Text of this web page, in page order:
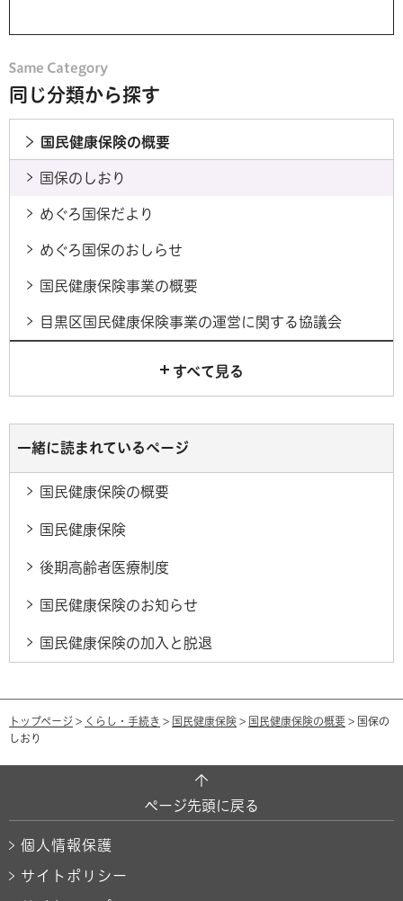
同じ分類から探す
国民健康保険の概要
国保のしおり
めぐろ国保だより
めぐろ国保のおしらせ
国民健康保険事業の概要
目黒区国民健康保険事業の運営に関する協議会
すべて見る
一緒に読まれているページ
国民健康保険の概要
国民健康保険
後期高齢者医療制度
国民健康保険のお知らせ
国民健康保険の加入と脱退
トップページ > くらし・手続き > 国民健康保険 > 国民健康保険の概要 > 国保の
しおり
ページ先頭に戻る
個人情報保護
サイトポリシー